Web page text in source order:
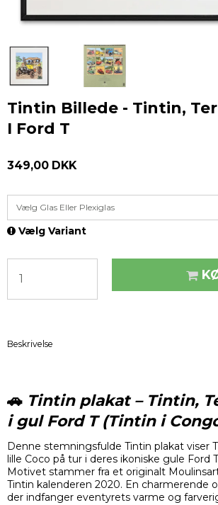
Tintin Billede - Tintin,
I Ford T
349,00 DKK
Vælg Glas Eller Plexiglas
Vælg Variant
Beskrivelse
🚗 Tintin plakat – Tintin,
i gul Ford T (Tintin i
Denne stemningsfulde Tintin plakat viser
lille Coco på tur i deres ikoniske gule Ford
Motivet stammer fra et originalt
Tintin kalenderen 2020. En charmerende
der indfanger eventyrets varme og